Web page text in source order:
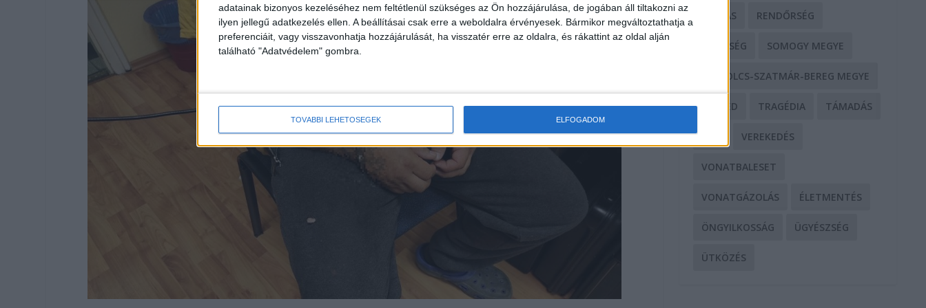
adatainak bizonyos kezeléséhez nem feltétlenül szükséges az Ön hozzájárulása, de jogában áll tiltakozni az
ilyen jellegű adatkezelés ellen. A beállításai csak erre a weboldalra érvényesek. Bármikor megváltoztathatja a
preferenciáit, vagy visszavonhatja hozzájárulását, ha visszatér erre az oldalra, és rákattint az oldal alján
található "Adatvédelem" gombra.
TOVÁBBI LEHETŐSÉGEK ELFOGADOM
RABLÁS RENDŐRSÉG
SEGÍTSÉG SOMOGY MEGYE
SZABOLCS-SZATMÁR-BEREG MEGYE
SZEGED TRAGÉDIA TÁMADÁS
VEREKEDÉS
VONATBALESET
VONATGÁZOLÁS ÉLETMENTÉS
ÖNGYILKOSSÁG ÜGYÉSZSÉG
ÜTKÖZÉS